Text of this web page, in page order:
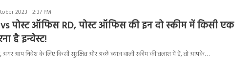
2023 - 2:37 PM
vs पोस्ट ऑफिस RD, पोस्ट ऑफिस की इन दो स्कीम में किसी एक
है इन्वेस्ट!
अगर आप निवेश के लिए किसी सुरक्षित और अच्छे ब्याज वाली स्कीम की तलाश में हैं, तो आपके…